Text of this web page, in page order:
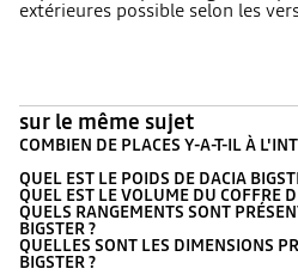
extérieures possible selon les
sur le même sujet
COMBIEN DE PLACES Y-A-T-IL À
QUEL EST LE POIDS DE DACIA
QUEL EST LE VOLUME DU COFFRE
QUELS RANGEMENTS SONT
BIGSTER ?
QUELLES SONT LES DIMENSIONS
BIGSTER ?